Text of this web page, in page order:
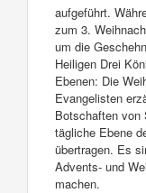
aufgeführt.
zum 3.
um die
Heiligen Drei
Ebenen: Die
Evangelisten
Botschaften von
tägliche Ebene
übertragen. Es
Advents- und
machen.